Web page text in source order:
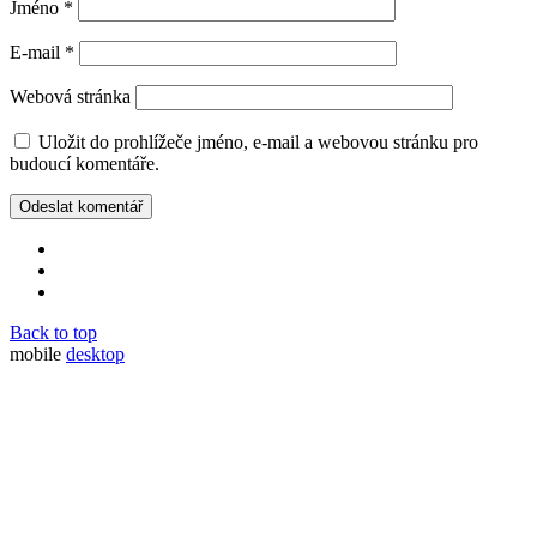
Jméno *
E-mail *
Webová stránka
Uložit do prohlížeče jméno, e-mail a webovou stránku pro
budoucí komentáře.
Back to top
mobile desktop